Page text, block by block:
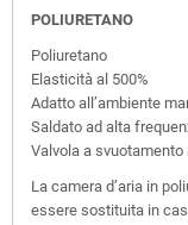
POLIURETANO
Poliuretano
Elasticità al 500%
Adatto all’ambiente
Saldato ad alta
Valvola a svuotamento
La camera d’aria in
essere sostituita in